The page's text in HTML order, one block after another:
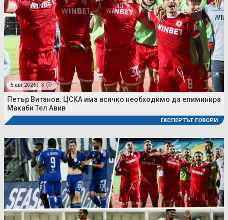
5 авг 2026 | 3
Петър Витанов: ЦСКА има всичко необходимо да елиминира
Макаби Тел Авив
ЕКСПЕРТЪТ ГОВОРИ